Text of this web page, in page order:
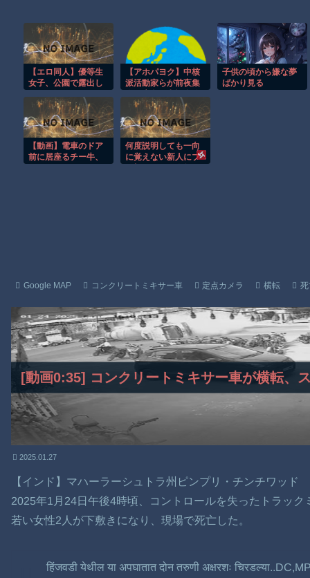
【動画】よく助けられたな。岐阜の川で外国人が溺れてしまう事
渡邊渚さん「私がPTSDと診断された当時、世間はまだPTSDと
【動画】自動ドアの仕組みを理解した富山のツバメが賢い。
【動画】高速道路を走行中の車からリアガラスが飛んでくる事故(
子供向け漫画、謎の闇の大会に参加しがち問題
【朗報】大人気漫画「GANTZ」がAmazonでなんと全巻100円ｗ
【エロ同人】優等生
女子、公園で露出し
さんに襲われる…！
【アホパヨク】中核
派活動家らが前夜集
園からデモ行進「中
国侵略戦争、世界核
戦争を止めよう！」
と絶叫
子供の頃から嫌な夢
ばかり見る
【動画】電車のドア
前に居座るチー牛、
何度説明しても一向
に覚えない新人にブ
Google MAP コンクリートミキサー車 定点カメラ 横転
[動画0:35] コンクリートミキサー車が横転、
2025.01.27
【インド】マハーラーシュトラ州ピンプリ・チンチワッド
2025年1月24日午後4時頃、コントロールを失ったトラッ
若い女性2人が下敷きになり、現場で死亡した。
हिंजवडी येथील या अपघातात दोन तरुणी अक्षरशः